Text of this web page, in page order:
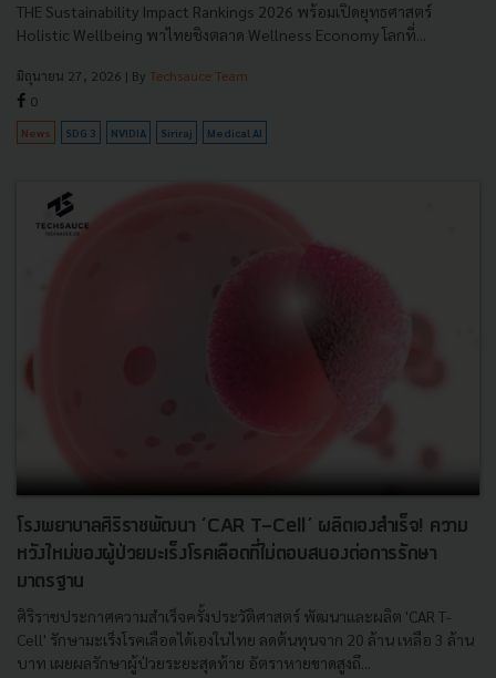
THE Sustainability Impact Rankings 2026 พร้อมเปิดยุทธศาสตร์
Holistic Wellbeing พาไทยชิงตลาด Wellness Economy โลกที่...
มิถุนายน 27, 2026 | By Techsauce Team
0
News SDG 3 NVIDIA Siriraj Medical AI
โรงพยาบาลศิริราชพัฒนา ‘CAR T-Cell’ ผลิตเองสำเร็จ! ความ
หวังใหม่ของผู้ป่วยมะเร็งโรคเลือดที่ไม่ตอบสนองต่อการรักษา
มาตรฐาน
ศิริราชประกาศความสำเร็จครั้งประวัติศาสตร์ พัฒนาและผลิต 'CAR T-
Cell' รักษามะเร็งโรคเลือดได้เองในไทย ลดต้นทุนจาก 20 ล้าน เหลือ 3 ล้าน
บาท เผยผลรักษาผู้ป่วยระยะสุดท้าย อัตราหายขาดสูงถึ...